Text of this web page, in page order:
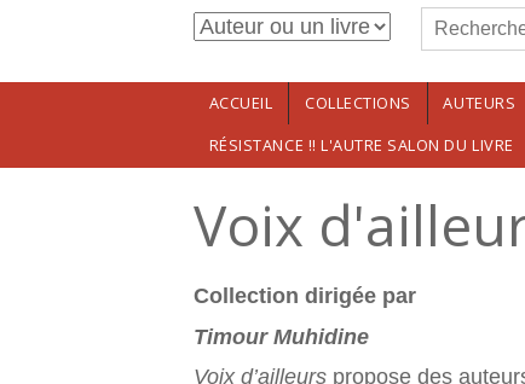
Aller au contenu principalFormulaire de
Rechercher
ACCUEIL COLLECTIONS AUTEURS
RÉSISTANCE !! L'AUTRE SALON DU LIVRE
Voix
Collection dirigée par
Timour Muhidine
Voix d’ailleurs propose des